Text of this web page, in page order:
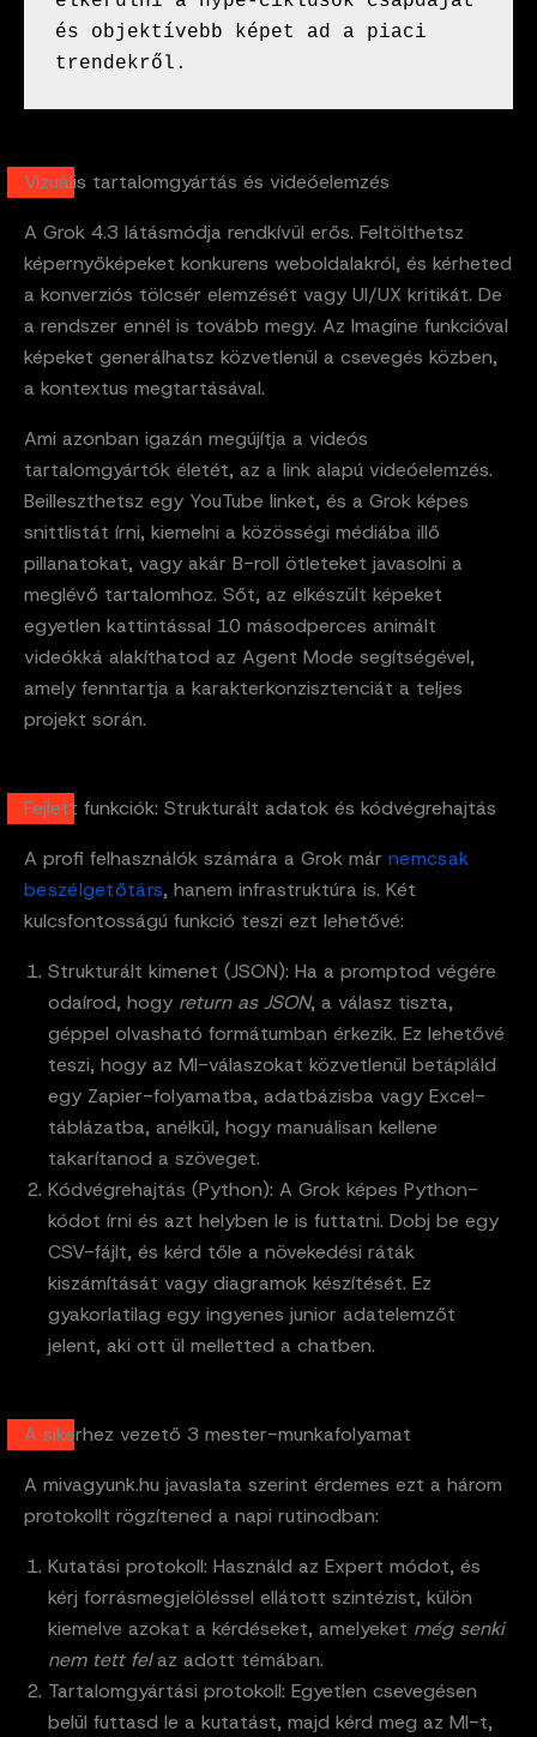
és objektívebb képet ad a piaci
trendekről.
Vizuális tartalomgyártás és videóelemzés
A Grok 4.3 látásmódja rendkívül erős. Feltölthetsz
képernyőképeket konkurens weboldalakról, és kérheted
a konverziós tölcsér elemzését vagy UI/UX kritikát. De
a rendszer ennél is tovább megy. Az Imagine funkcióval
képeket generálhatsz közvetlenül a csevegés közben,
a kontextus megtartásával.
Ami azonban igazán megújítja a videós
tartalomgyártók életét, az a link alapú videóelemzés.
Beilleszthetsz egy YouTube linket, és a Grok képes
snittlistát írni, kiemelni a közösségi médiába illő
pillanatokat, vagy akár B-roll ötleteket javasolni a
meglévő tartalomhoz. Sőt, az elkészült képeket
egyetlen kattintással 10 másodperces animált
videókká alakíthatod az Agent Mode segítségével,
amely fenntartja a karakterkonzisztenciát a teljes
projekt során.
Fejlett funkciók: Strukturált adatok és kódvégrehajtás
A profi felhasználók számára a Grok már nemcsak
beszélgetőtárs, hanem infrastruktúra is. Két
kulcsfontosságú funkció teszi ezt lehetővé:
Strukturált kimenet (JSON): Ha a promptod végére
odaírod, hogy return as JSON, a válasz tiszta,
géppel olvasható formátumban érkezik. Ez lehetővé
teszi, hogy az MI-válaszokat közvetlenül betápláld
egy Zapier-folyamatba, adatbázisba vagy Excel-
táblázatba, anélkül, hogy manuálisan kellene
takarítanod a szöveget.
Kódvégrehajtás (Python): A Grok képes Python-
kódot írni és azt helyben le is futtatni. Dobj be egy
CSV-fájlt, és kérd tőle a növekedési ráták
kiszámítását vagy diagramok készítését. Ez
gyakorlatilag egy ingyenes junior adatelemzőt
jelent, aki ott ül melletted a chatben.
A sikerhez vezető 3 mester-munkafolyamat
A mivagyunk.hu javaslata szerint érdemes ezt a három
protokollt rögzítened a napi rutinodban:
Kutatási protokoll: Használd az Expert módot, és
kérj forrásmegjelöléssel ellátott szintézist, külön
kiemelve azokat a kérdéseket, amelyeket még senki
nem tett felaz adott témában.
Tartalomgyártási protokoll: Egyetlen csevegésen
belül futtasd le a kutatást, majd kérd meg az MI-t,